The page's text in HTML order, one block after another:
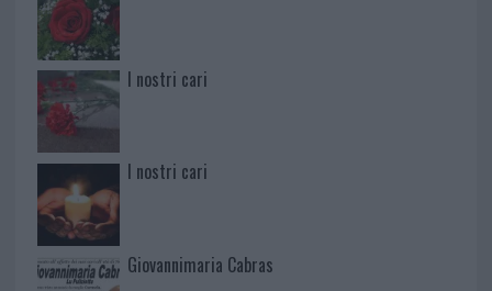
I nostri cari
I nostri cari
Giovannimaria Cabras